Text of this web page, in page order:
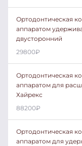
Ортодонтическая
аппаратом
двусторонний
29800₽
Ортодонтическая
аппаратом для
Хайрекс
88200₽
Ортодонтическая
аппаратом для